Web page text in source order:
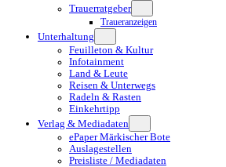
Trauerratgeber
Traueranzeigen
Unterhaltung
Feuilleton & Kultur
Infotainment
Land & Leute
Reisen & Unterwegs
Radeln & Rasten
Einkehrtipp
Verlag & Mediadaten
ePaper Märkischer Bote
Auslagestellen
Preisliste / Mediadaten